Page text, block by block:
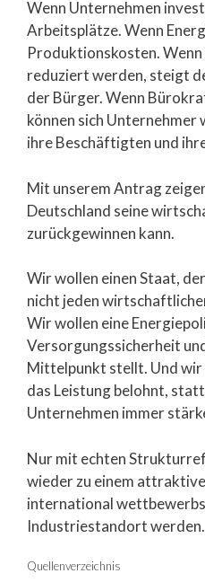
Wenn Unternehmen
Arbeitsplätze. Wenn
Produktionskosten. Wenn
reduziert werden, steigt
der Bürger. Wenn
können sich Unternehmer
ihre Beschäftigten und
Mit unserem Antrag
Deutschland seine
zurückgewinnen kann.
Wir wollen einen Staat,
nicht jeden
Wir wollen eine
Versorgungssicherheit
Mittelpunkt stellt. Und wir
das Leistung belohnt,
Unternehmen immer
Nur mit echten
wieder zu einem
international
Industriestandort werden.
Quellenverzeichnis